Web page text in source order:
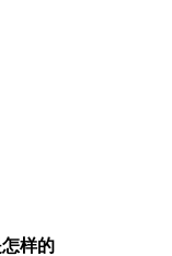
样的